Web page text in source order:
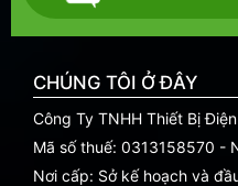
CHÚNG TÔI Ở ĐÂY
Công Ty TNHH Thiết Bị
Mã số thuế: 0313158570 -
Nơi cấp: Sở kế hoạch và